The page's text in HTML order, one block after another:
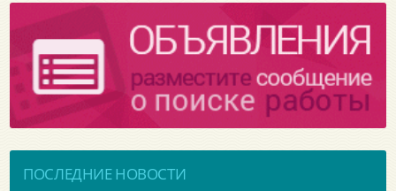
ПОСЛЕДНИЕ НОВОСТИ